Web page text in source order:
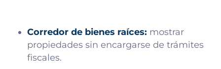
Corredor de bienes raíces: mostrar
propiedades sin encargarse de trámites
fiscales.